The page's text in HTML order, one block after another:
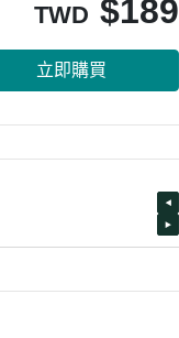
TWD $189
立即購買